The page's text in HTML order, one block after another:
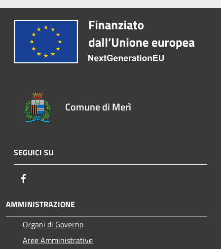
Comune di Merì
SEGUICI SU
AMMINISTRAZIONE
Organi di Governo
Aree Amministrative